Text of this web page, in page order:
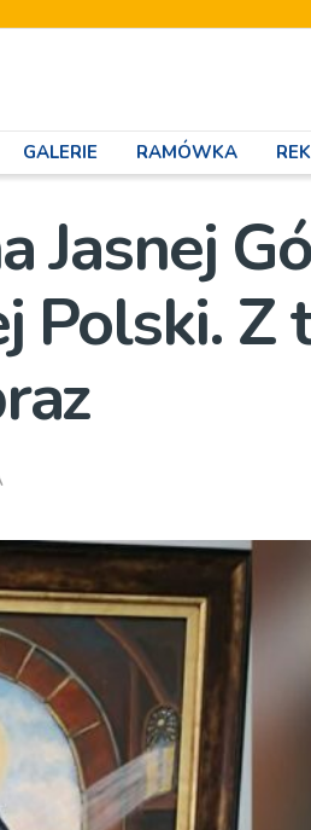
GALERIE RAMÓWKA
Jasnej
Polski. Z